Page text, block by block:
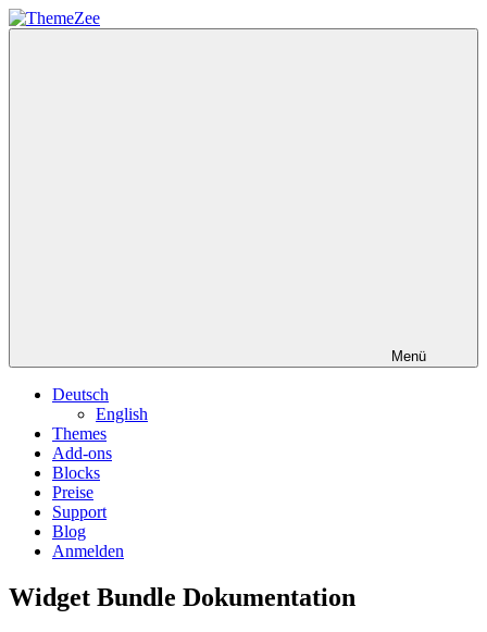
Zum
Inhalt
ThemeZee
Menü
Deutsch
English
Themes
Add-ons
Blocks
Preise
Support
Blog
Anmelden
Widget Bundle Dokumentation